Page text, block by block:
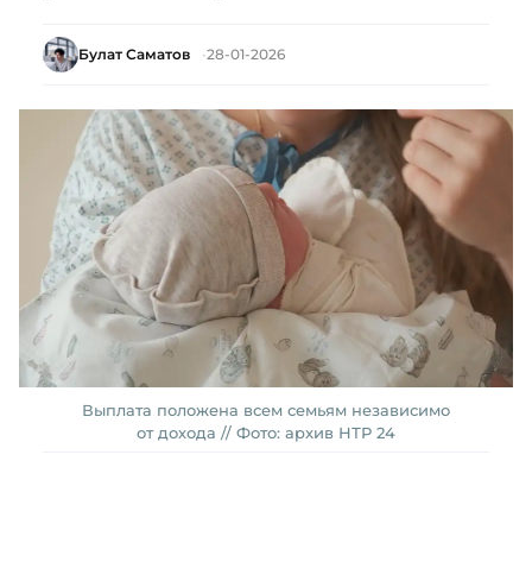
Булат Саматов 28-01-2026
Выплата положена всем семьям независимо
от дохода // Фото: архив НТР 24